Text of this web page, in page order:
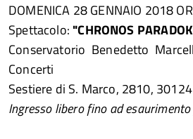
DOMENICA 28 GENNAIO 2018
Spettacolo: "CHRONOS
Conservatorio Benedetto
Concerti
Sestiere di S. Marco, 2810,
Ingresso libero fino ad